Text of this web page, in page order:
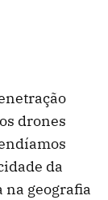
drones
da
na geografia